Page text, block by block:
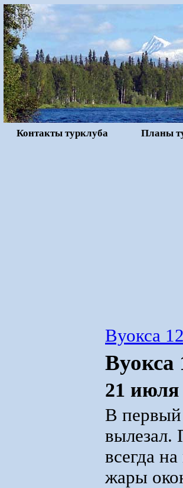
Контакты турклуба Планы
Вуокса
Вуокса
21 июля
В первый
вылезал.
всегда
жары